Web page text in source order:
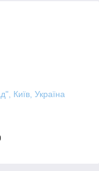
Київ, Україна